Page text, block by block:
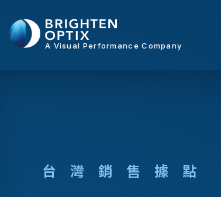
A Visual Performance Company
台 灣 銷 售 據 點